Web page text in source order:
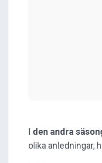
I den andra
olika anledningar,